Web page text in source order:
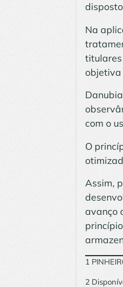
Na
titulares
objetiva
com o
O
Assim,
avanço
1
2